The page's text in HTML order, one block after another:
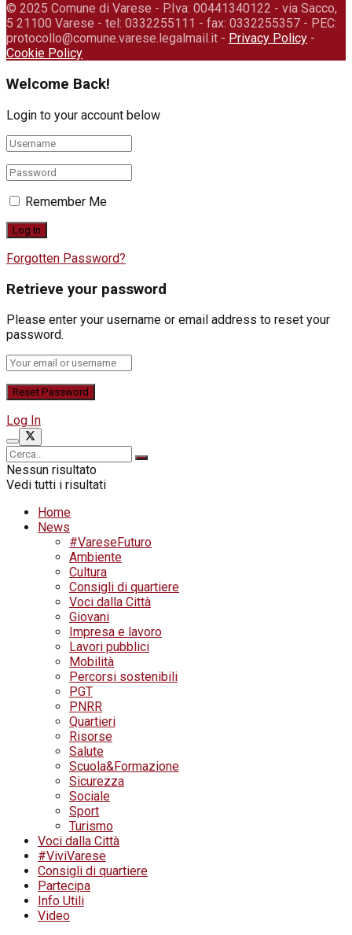
© 2025 Comune di Varese - P.Iva: 00441340122 - via Sacco,
5 21100 Varese - tel: 0332255111 - fax: 0332255357 - PEC:
protocollo@comune.varese.legalmail.it - Privacy Policy -
Cookie Policy
Welcome Back!
Login to your account below
Remember Me
Forgotten Password?
Retrieve your password
Please enter your username or email address to reset your
password.
Log In
Nessun risultato
Vedi tutti i risultati
Home
News
#VareseFuturo
Ambiente
Cultura
Consigli di quartiere
Voci dalla Città
Giovani
Impresa e lavoro
Lavori pubblici
Mobilità
Percorsi sostenibili
PGT
PNRR
Quartieri
Risorse
Salute
Scuola&Formazione
Sicurezza
Sociale
Sport
Turismo
Voci dalla Città
#ViviVarese
Consigli di quartiere
Partecipa
Info Utili
Video